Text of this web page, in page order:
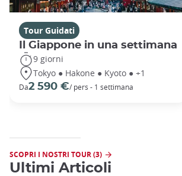
Tour Guidati
Il Giappone in una settimana
9 giorni
Tokyo ● Hakone ● Kyoto ● +1
Da2 590 €/ pers - 1 settimana
SCOPRI I NOSTRI TOUR (3)
Ultimi Articoli